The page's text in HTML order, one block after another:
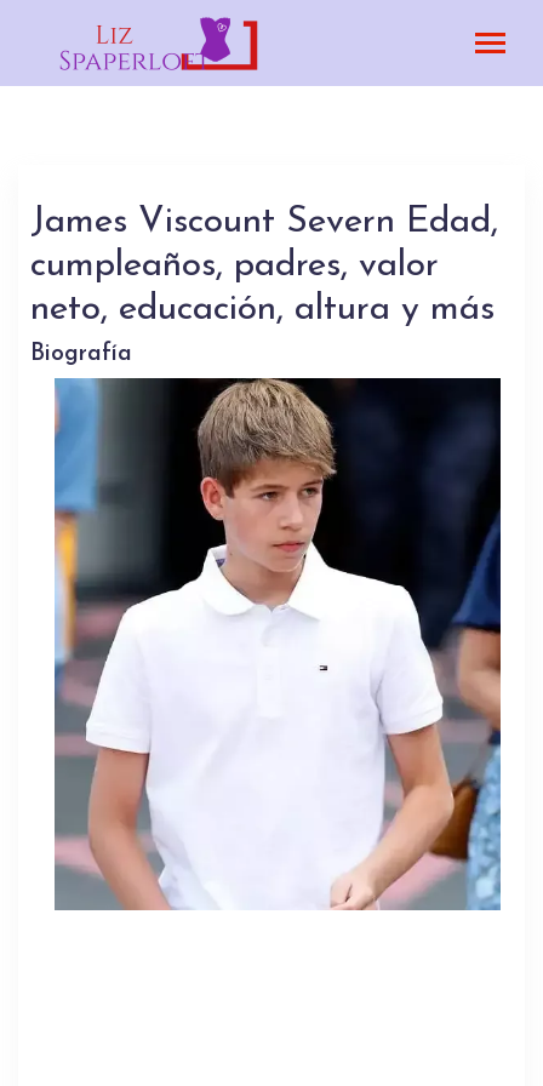
James Viscount Severn Edad,
cumpleaños, padres, valor
neto, educación, altura y más
Biografía